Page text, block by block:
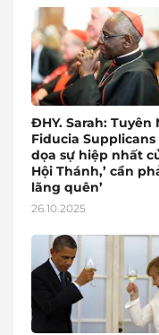
ĐHY. Sarah: Tuyên
Fiducia Supplicans
dọa sự hiệp nhất
Hội Thánh,’ cần
lãng quên’
26.10.2025